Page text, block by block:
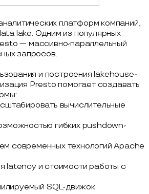
платформ компаний,
lake. Одним из популярных
— массивно-параллельный
запросов.
и построения lakehouse-
Presto помогает создавать
вычислительные
гибких pushdown-
современных технологий Apache
latency и стоимости работы с
SQL-движок.